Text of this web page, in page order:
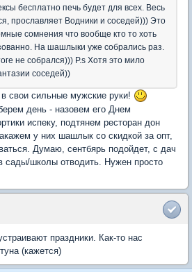
бесплатно печь будет для всех. Весь
прославляет Водники и соседей))) Это
сомнения что вообще кто то хоть
На шашлыки уже собрались раз.
не собрался))) P.s Хотя это мило
соседей))
свои сильные мужские руки!
день - назовем его Днем
испеку, подтянем ресторан дон
у них шашлык со скидкой за опт,
Думаю, сентбярь подойдет, с дач
сады/школы отводить. Нужен просто
праздники. Как-то нас
(кажется)